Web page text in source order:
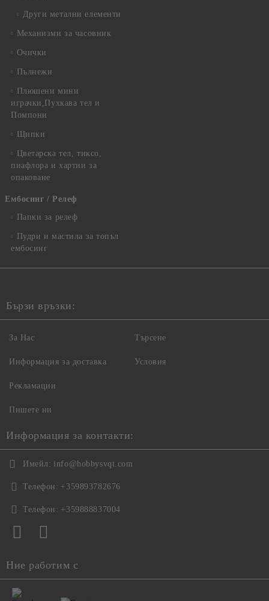
Други метални елементи
Механизми за часовник
Очички
Пълнежи
Плюшени мини
играчки,Пухкава тел и
Помпони
Щипки
Цветарска тел, тиксо,
пиафлора и хартии за
опаковане
Ембосинг / Релеф
Папки за релеф
Пудри и мастила за топъл
ембосинг
Бързи връзки:
За Нас
Информация за доставка
Рекламации
Пишете ни
Търсене
Условия
Информация за контакти:
Имейл: info@hobbysvqt.com
Телефон: +359893782676
Телефон: +359888837004
Ние работим с